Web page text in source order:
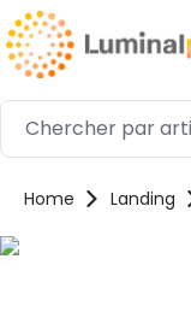
Passer au contenu
Home Landing